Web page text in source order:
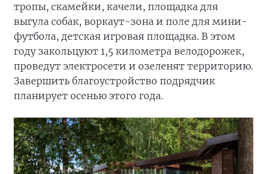
тропы, скамейки, качели, площадка для
выгула собак, воркаут-зона и поле для мини-
футбола, детская игровая площадка. В этом
году закольцуют 1,5 километра велодорожек,
проведут электросети и озеленят территорию.
Завершить благоустройство подрядчик
планирует осенью этого года.